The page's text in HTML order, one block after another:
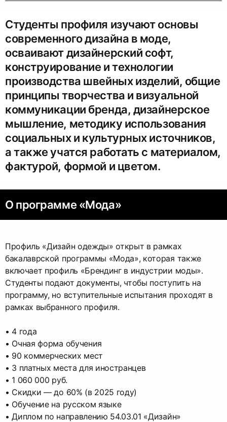
Студенты профиля изучают основы
современного дизайна в моде,
осваивают дизайнерский софт,
конструирование и технологии
производства швейных изделий, общие
принципы творчества и визуальной
коммуникации бренда, дизайнерское
мышление, методику использования
социальных и культурных источников,
а также учатся работать с материалом,
фактурой, формой и цветом.
О программе «Мода»
Профиль «Дизайн одежды» открыт в рамках
бакалаврской программы «Мода», которая также
включает профиль «Брендинг в индустрии моды».
Студенты подают документы, чтобы поступить на
программу, но вступительные испытания проходят в
рамках выбранного профиля.
• 4 года
• Очная форма обучения
• 90 коммерческих мест
• 3 платных места для иностранцев
• 1 060 000 руб.
• Скидки — до 60% (в 2025 году)
• Обучение на русском языке
• Диплом по направлению 54.03.01 «Дизайн»